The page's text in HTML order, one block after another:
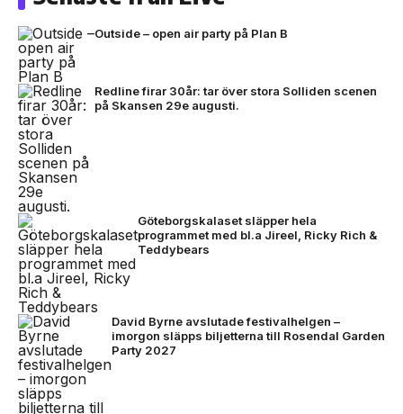
Outside – open air party på Plan B
Redline firar 30år: tar över stora Solliden scenen
på Skansen 29e augusti.
Göteborgskalaset släpper hela
programmet med bl.a Jireel, Ricky Rich &
Teddybears
David Byrne avslutade festivalhelgen –
imorgon släpps biljetterna till Rosendal Garden
Party 2027